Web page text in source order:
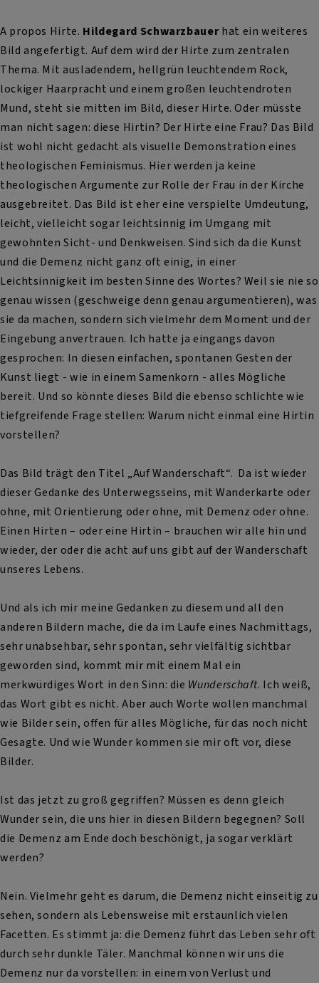
A propos Hirte. Hildegard Schwarzbauerhat ein weiteres
Bild angefertigt. Auf dem wird der Hirte zum zentralen
Thema. Mit ausladendem, hellgrün leuchtendem Rock,
lockiger Haarpracht und einem großen leuchtendroten
Mund, steht sie mitten im Bild, dieser Hirte. Oder müsste
man nicht sagen: diese Hirtin? Der Hirte eine Frau? Das Bild
ist wohl nicht gedacht als visuelle Demonstration eines
theologischen Feminismus. Hier werden ja keine
theologischen Argumente zur Rolle der Frau in der Kirche
ausgebreitet. Das Bild ist eher eine verspielte Umdeutung,
leicht, vielleicht sogar leichtsinnig im Umgang mit
gewohnten Sicht- und Denkweisen. Sind sich da die Kunst
und die Demenz nicht ganz oft einig, in einer
Leichtsinnigkeit im besten Sinne des Wortes? Weil sie nie so
genau wissen (geschweige denn genau argumentieren), was
sie da machen, sondern sich vielmehr dem Moment und der
Eingebung anvertrauen. Ich hatte ja eingangs davon
gesprochen: In diesen einfachen, spontanen Gesten der
Kunst liegt - wie in einem Samenkorn - alles Mögliche
bereit. Und so könnte dieses Bild die ebenso schlichte wie
tiefgreifende Frage stellen: Warum nicht einmal eine Hirtin
vorstellen?
Das Bild trägt den Titel „Auf Wanderschaft“. Da ist wieder
dieser Gedanke des Unterwegsseins, mit Wanderkarte oder
ohne, mit Orientierung oder ohne, mit Demenz oder ohne.
Einen Hirten – oder eine Hirtin – brauchen wir alle hin und
wieder, der oder die acht auf uns gibt auf der Wanderschaft
unseres Lebens.
Und als ich mir meine Gedanken zu diesem und all den
anderen Bildern mache, die da im Laufe eines Nachmittags,
sehr unabsehbar, sehr spontan, sehr vielfältig sichtbar
geworden sind, kommt mir mit einem Mal ein
merkwürdiges Wort in den Sinn: die Wunderschaft. Ich weiß,
das Wort gibt es nicht. Aber auch Worte wollen manchmal
wie Bilder sein, offen für alles Mögliche, für das noch nicht
Gesagte. Und wie Wunder kommen sie mir oft vor, diese
Bilder.
Ist das jetzt zu groß gegriffen? Müssen es denn gleich
Wunder sein, die uns hier in diesen Bildern begegnen? Soll
die Demenz am Ende doch beschönigt, ja sogar verklärt
werden?
Nein. Vielmehr geht es darum, die Demenz nicht einseitig zu
sehen, sondern als Lebensweise mit erstaunlich vielen
Facetten. Es stimmt ja: die Demenz führt das Leben sehr oft
durch sehr dunkle Täler. Manchmal können wir uns die
Demenz nur da vorstellen: in einem von Verlust und